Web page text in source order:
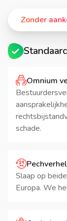
Zonder
Omnium
schade.
Slaap op
Europa. We